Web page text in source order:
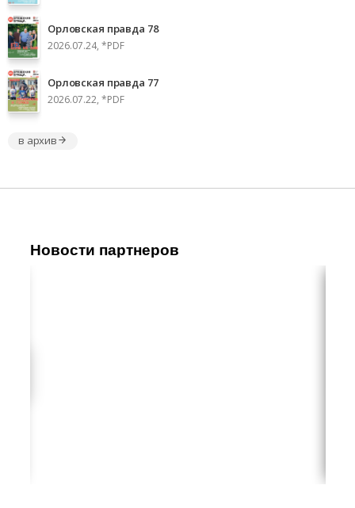
Орловская правда 78
2026.07.24, *PDF
Орловская правда 77
2026.07.22, *PDF
в архив
Новости партнеров